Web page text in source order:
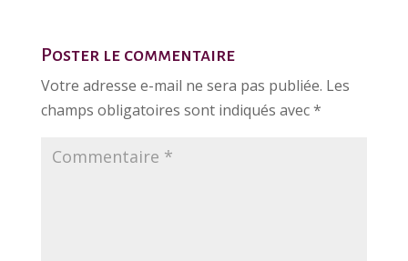
Poster le commentaire
Votre adresse e-mail ne sera pas publiée. Les
champs obligatoires sont indiqués avec*